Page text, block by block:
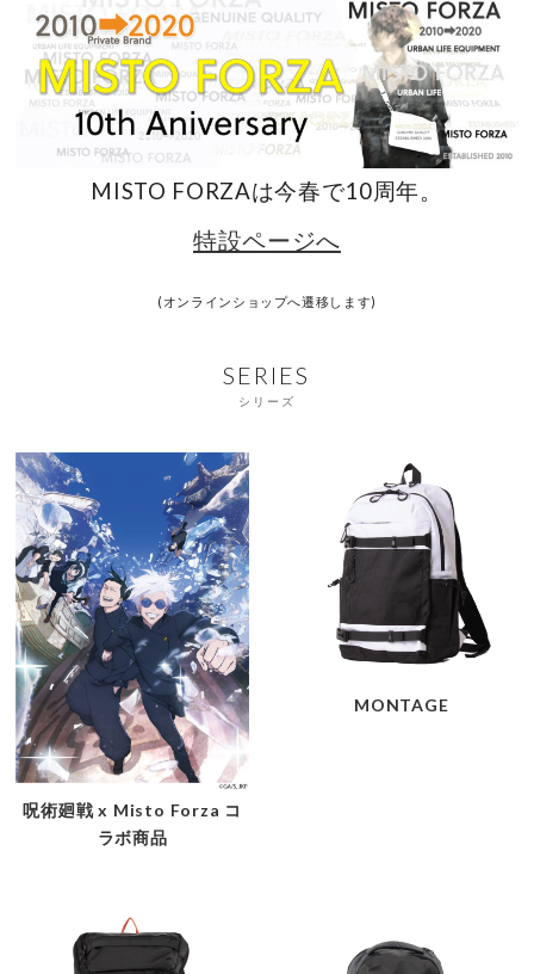
MISTO FORZAは今春で10周年。
特設ページへ
(オンラインショップへ遷移します)
SERIES
シリーズ
呪術廻戦 x Misto Forza コ
ラボ商品
MONTAGE